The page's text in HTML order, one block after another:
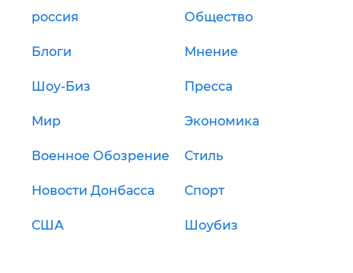
россия Общество
Блоги Мнение
Шоу-Биз Пресса
Мир Экономика
Военное Обозрение Стиль
Новости Донбасса Спорт
США Шоубиз